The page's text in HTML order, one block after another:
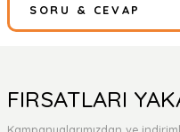
Bu ürüne
SORU & CEVAP
Ürün hakkında
FIRSATLARI